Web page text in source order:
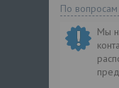
По
Мы